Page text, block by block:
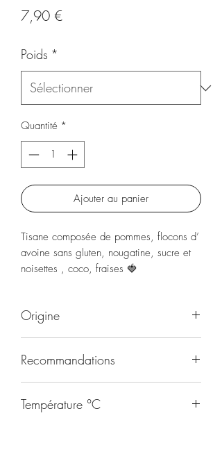
7,90 €Prix
Poids *
Quantité *
Ajouter au panier
Tisane composée de pommes, flocons d’
avoine sans gluten, nougatine, sucre et
noisettes , coco, fraises 🍓
Origine
Recommandations
Température °C